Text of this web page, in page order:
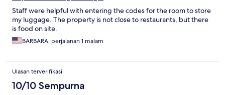
Staff were helpful with entering the codes for the room to store
my luggage. The property is not close to restaurants, but there
is food on site.
BARBARA, perjalanan 1 malam
Ulasan terverifikasi
10/10 Sempurna